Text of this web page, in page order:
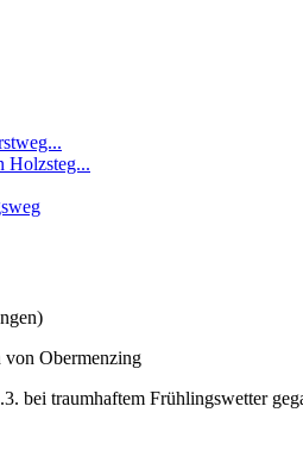
von Obermenzing
bei traumhaftem Frühlingswetter